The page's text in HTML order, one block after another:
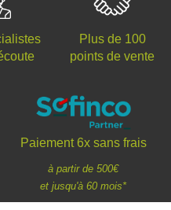
Plus de 100
points de vente
Paiement 6x sans frais
à partir de 500€
et jusqu'à 60 mois*